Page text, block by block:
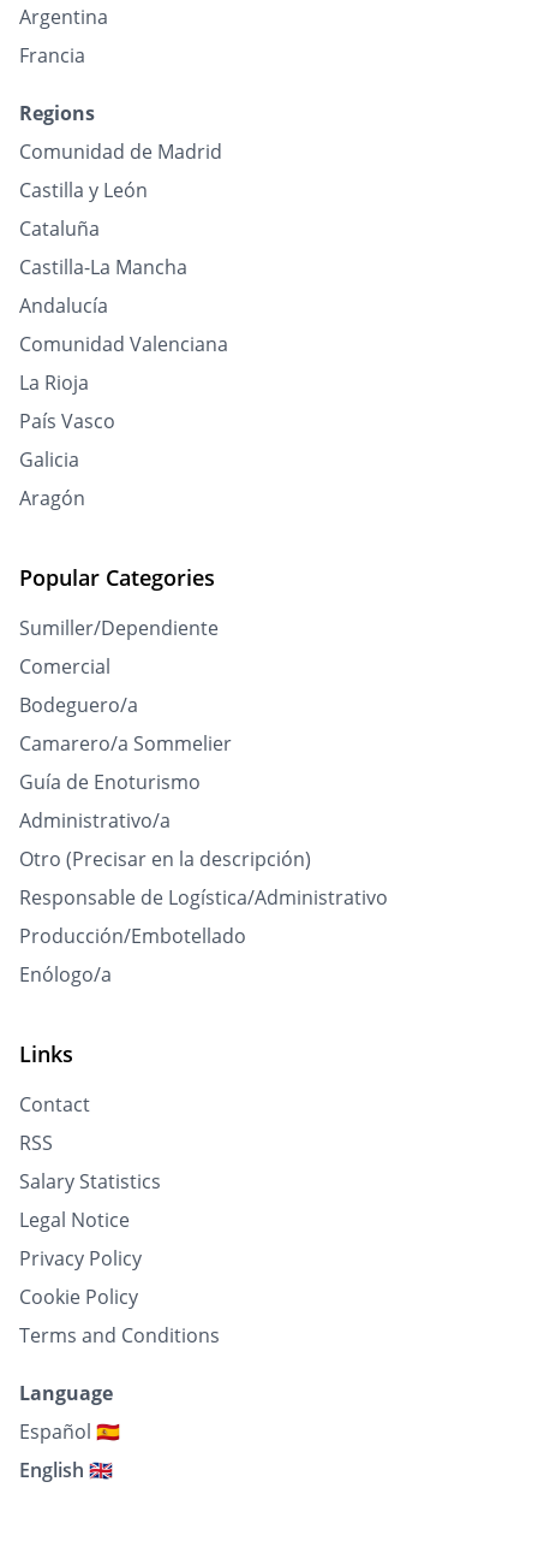
Argentina
Francia
Regions
Comunidad de Madrid
Castilla y León
Cataluña
Castilla-La Mancha
Andalucía
Comunidad Valenciana
La Rioja
País Vasco
Galicia
Aragón
Popular Categories
Sumiller/Dependiente
Comercial
Bodeguero/a
Camarero/a Sommelier
Guía de Enoturismo
Administrativo/a
Otro (Precisar en la descripción)
Responsable de Logística/Administrativo
Producción/Embotellado
Enólogo/a
Links
Contact
RSS
Salary Statistics
Legal Notice
Privacy Policy
Cookie Policy
Terms and Conditions
Language
Español 🇪🇸
English 🇬🇧